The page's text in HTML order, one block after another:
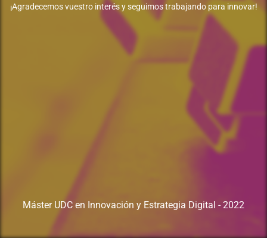
¡Agradecemos vuestro interés y seguimos trabajando para innovar!
Máster UDC en Innovación y Estrategia Digital - 2022